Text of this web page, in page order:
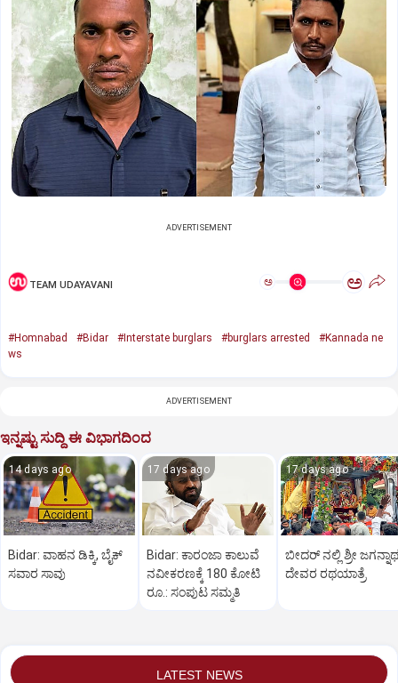
ADVERTISEMENT
TEAM UDAYAVANI ಅ ಅ
#Homnabad #Bidar #Interstate burglars #burglars arrested
#Kannada ne
ws
ADVERTISEMENT
ಇನ್ನಷ್ಟು ಸುದ್ದಿ ಈ ವಿಭಾಗದಿಂದ
14 days ago
Bidar: ವಾಹನ ಡಿಕ್ಕಿ, ಬೈಕ್
ಸವಾರ ಸಾವು
17 days ago
Bidar: ಕಾರಂಜಾ ಕಾಲುವೆ
ನವೀಕರಣಕ್ಕೆ 180 ಕೋಟಿ
ರೂ.: ಸಂಪುಟ ಸಮ್ಮತಿ
17 days ago
ಬೀದರ್‌ ನಲ್ಲಿ ಶ್ರೀ ಜಗನ್ನಾಥ
ದೇವರ ರಥಯಾತ್ರೆ
LATEST NEWS